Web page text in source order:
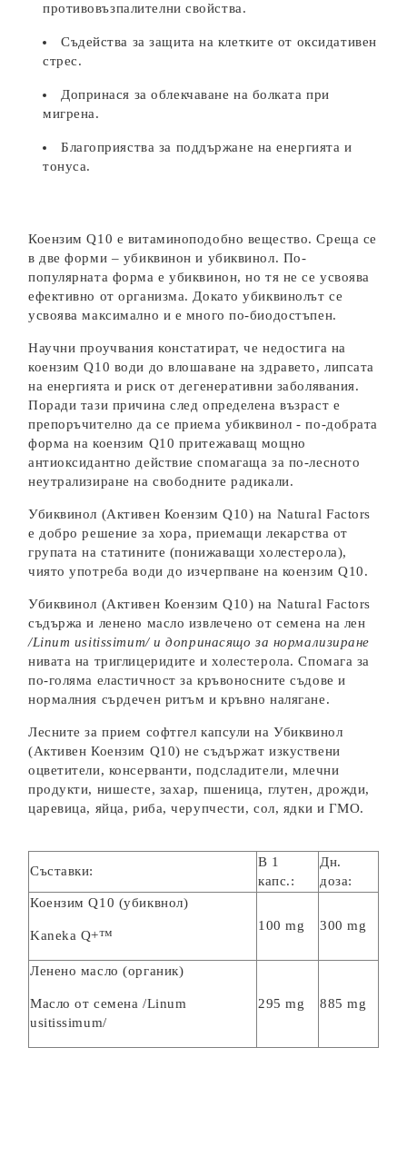
противовъзпалителни свойства.
Съдейства за защита на клетките от оксидативен
стрес.
Допринася за облекчаване на болката при
мигрена.
Благоприяства за поддържане на енергията и
тонуса.
Коензим Q10 е витаминоподобно вещество. Среща се
в две форми – убиквинон и убиквинол. По-
популярната форма е убиквинон, но тя не се усвоява
ефективно от организма. Докато убиквинолът се
усвоява максимално и е много по-биодостъпен.
Научни проучвания констатират, че недостига на
коензим Q10 води до влошаване на здравето, липсата
на енергията и риск от дегенеративни заболявания.
Поради тази причина след определена възраст е
препоръчително да се приема убиквинол - по-добрата
форма на коензим Q10 притежаващ мощно
антиоксидантно действие спомагаща за по-лесното
неутрализиране на свободните радикали.
Убиквинол (Активен Коензим Q10) на Natural Factors
е добро решение за хора, приемащи лекарства от
групата на статините (понижаващи холестерола),
чиято употреба води до изчерпване на коензим Q10.
Убиквинол (Активен Коензим Q10) на Natural Factors
съдържа и ленено масло извлечено от семена на лен
/Linum usitissimum/ и допринасящо за нормализиране
нивата на триглицеридите и холестерола. Спомага за
по-голяма еластичност за кръвоносните съдове и
нормалния сърдечен ритъм и кръвно налягане.
Лесните за прием софтгел капсули на Убиквинол
(Активен Коензим Q10) не съдържат изкуствени
оцветители, консерванти, подсладители, млечни
продукти, нишесте, захар, пшеница, глутен, дрожди,
царевица, яйца, риба, черупчести, сол, ядки и ГМО.
Съставки:
В 1
капс.:
Дн.
доза:
Коензим Q10 (убиквнол)
Kaneka Q+™
100 mg 300 mg
Ленено масло (органик)
Масло от семена /Linum
usitissimum/
295 mg 885 mg